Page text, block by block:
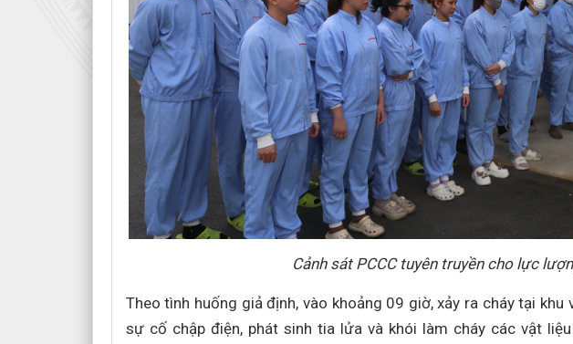
Cảnh sát PCCC tuyên truyền cho lực
Theo tình huống giả định, vào khoảng 09 giờ, xảy ra cháy tại
sự cố chập điện, phát sinh tia lửa và khói làm cháy các vật